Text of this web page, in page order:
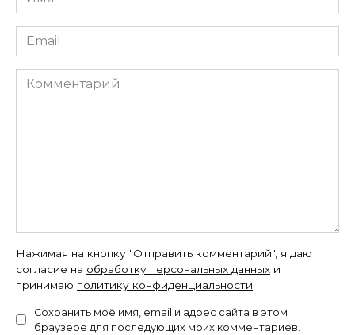
*
Email
*
Комментарий
Нажимая на кнопку "Отправить комментарий", я даю
согласие на обработку персональных данных и
принимаю политику конфиденциальности
Сохранить моё имя, email и адрес сайта в этом
браузере для последующих моих комментариев.